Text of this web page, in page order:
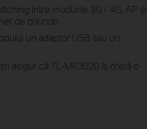
între modurile 3G / 4G, AP și
de oriunde
un adaptor USB sau un
asigur că TL-MR3020 îți oferă o